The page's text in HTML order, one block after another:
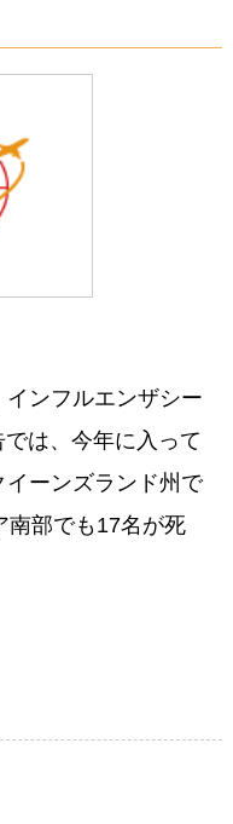
ンフルエンザシー
は、今年に入って
ーンズランド州で
南部でも17名が死